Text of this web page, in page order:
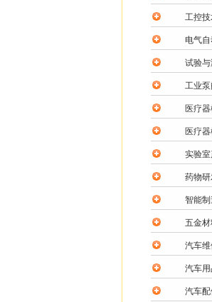
工控
电气
试验
工业泵
医疗
医疗
实验室
药物
智能制
五金
汽车
汽车用
汽车